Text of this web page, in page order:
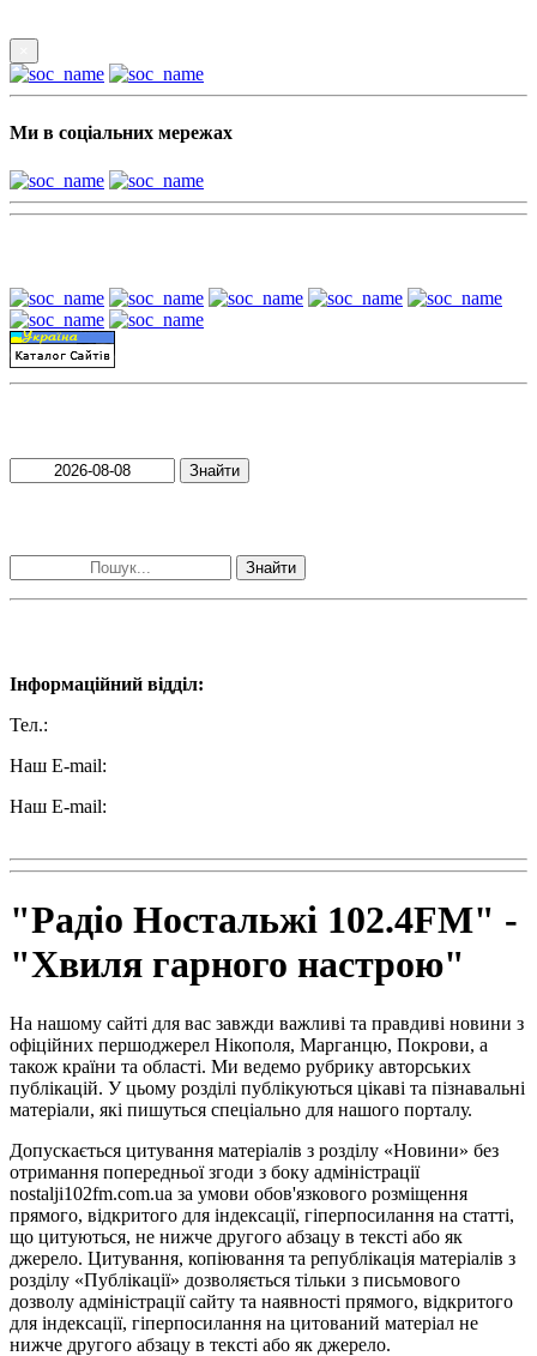
Ми в соціальних мережах
Знайти
Знайти
Інформаційний відділ:
Тел.:
Наш E-mail:
Наш E-mail:
"Радіо Ностальжі 102.4FM" -
"Хвиля гарного настрою"
На нашому сайті для вас завжди важливі та правдиві новини з
офіційних першоджерел Нікополя, Марганцю, Покрови, а
також країни та області. Ми ведемо рубрику авторських
публікацій. У цьому розділі публікуються цікаві та пізнавальні
матеріали, які пишуться спеціально для нашого порталу.
Допускається цитування матеріалів з розділу «Новини» без
отримання попередньої згоди з боку адміністрації
nostalji102fm.com.ua за умови обов'язкового розміщення
прямого, відкритого для індексації, гіперпосилання на статті,
що цитуються, не нижче другого абзацу в тексті або як
джерело. Цитування, копіювання та републікація матеріалів з
розділу «Публікації» дозволяється тільки з письмового
дозволу адміністрації сайту та наявності прямого, відкритого
для індексації, гіперпосилання на цитований матеріал не
нижче другого абзацу в тексті або як джерело.